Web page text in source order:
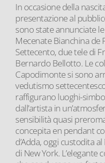
In occasione della
presentazione al
sono state annunciate
Mecenate Bianchina de
Settecento, due tele di
Bernardo Bellotto. Le
Capodimonte si sono
vedutismo
raffigurano luoghi-
dall’artista in
sensibilità quasi
concepita en pendant
d’Adda, oggi custodita
di New York. L’elegante